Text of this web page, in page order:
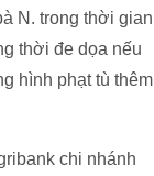
N. trong thời gian
thời đe dọa nếu
hình phạt tù thêm
chi nhánh